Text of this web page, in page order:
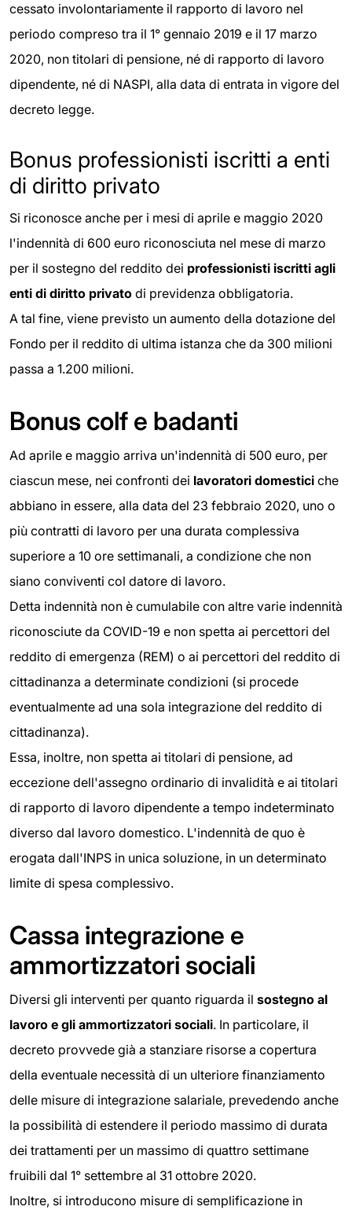
cessato involontariamente il rapporto di lavoro nel
periodo compreso tra il 1° gennaio 2019 e il 17 marzo
2020, non titolari di pensione, né di rapporto di lavoro
dipendente, né di NASPI, alla data di entrata in vigore del
decreto legge.
Bonus professionisti iscritti a enti
di diritto privato
Si riconosce anche per i mesi di aprile e maggio 2020
l'indennità di 600 euro riconosciuta nel mese di marzo
per il sostegno del reddito dei professionisti iscritti agli
enti di diritto privato di previdenza obbligatoria.
A tal fine, viene previsto un aumento della dotazione del
Fondo per il reddito di ultima istanza che da 300 milioni
passa a 1.200 milioni.
Bonus colf e badanti
Ad aprile e maggio arriva un'indennità di 500 euro, per
ciascun mese, nei confronti dei lavoratori domestici che
abbiano in essere, alla data del 23 febbraio 2020, uno o
più contratti di lavoro per una durata complessiva
superiore a 10 ore settimanali, a condizione che non
siano conviventi col datore di lavoro.
Detta indennità non è cumulabile con altre varie indennità
riconosciute da COVID-19 e non spetta ai percettori del
reddito di emergenza (REM) o ai percettori del reddito di
cittadinanza a determinate condizioni (si procede
eventualmente ad una sola integrazione del reddito di
cittadinanza).
Essa, inoltre, non spetta ai titolari di pensione, ad
eccezione dell'assegno ordinario di invalidità e ai titolari
di rapporto di lavoro dipendente a tempo indeterminato
diverso dal lavoro domestico. L'indennità de quo è
erogata dall'INPS in unica soluzione, in un determinato
limite di spesa complessivo.
Cassa integrazione e
ammortizzatori sociali
Diversi gli interventi per quanto riguarda il sostegno al
lavoro e gli ammortizzatori sociali. In particolare, il
decreto provvede già a stanziare risorse a copertura
della eventuale necessità di un ulteriore finanziamento
delle misure di integrazione salariale, prevedendo anche
la possibilità di estendere il periodo massimo di durata
dei trattamenti per un massimo di quattro settimane
fruibili dal 1° settembre al 31 ottobre 2020.
Inoltre, si introducono misure di semplificazione in